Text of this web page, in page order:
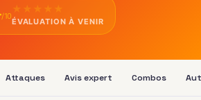
/10
★ ★ ★ ★ ★
ÉVALUATION À VENIR
Attaques Avis expert Combos